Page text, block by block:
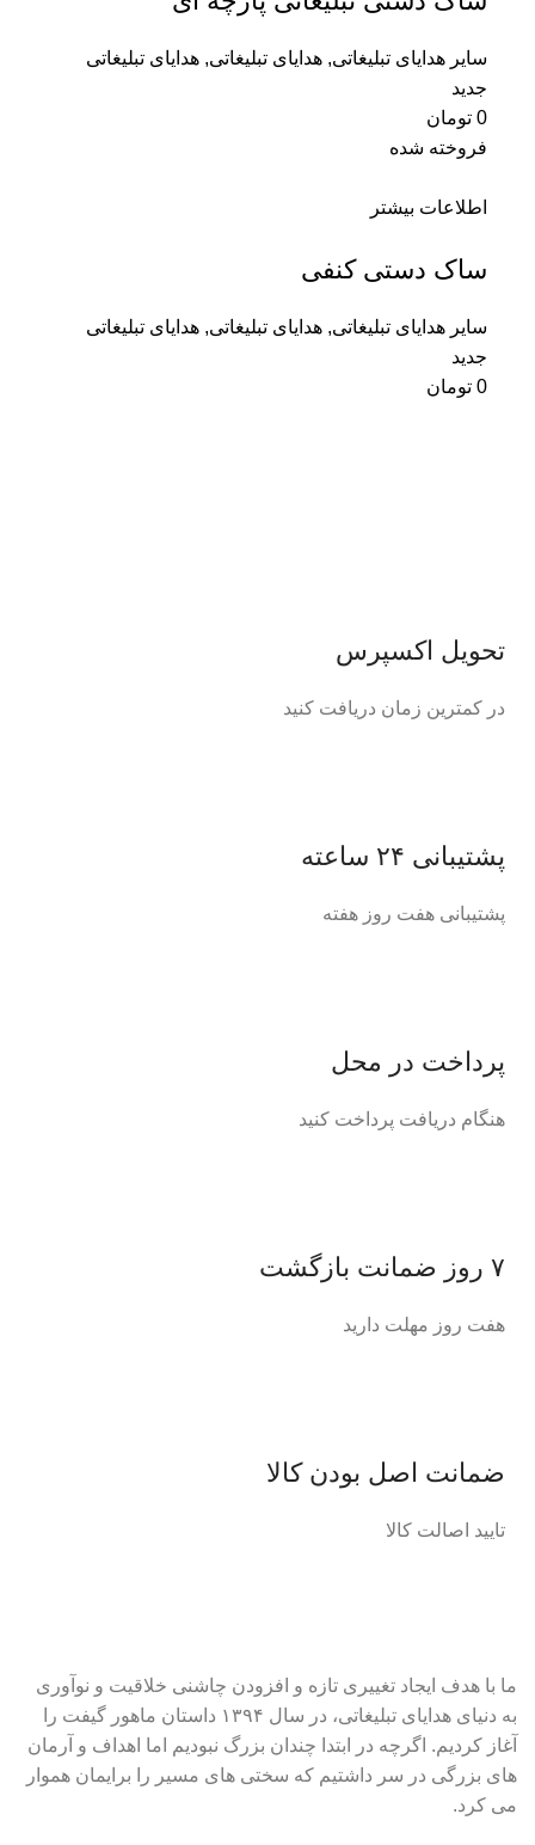
سایر هدایای تبلیغاتی, هدایای تبلیغاتی, هدایای تبلیغاتی
جدید
0 تومان
فروخته شده
اطلاعات بیشتر
ساک دستی کنفی
سایر هدایای تبلیغاتی, هدایای تبلیغاتی, هدایای تبلیغاتی
جدید
0 تومان
تحویل اکسپرس
در کمترین زمان دریافت کنید
پشتیبانی ۲۴ ساعته
پشتیبانی هفت روز هفته
پرداخت در محل
هنگام دریافت پرداخت کنید
۷ روز ضمانت بازگشت
هفت روز مهلت دارید
ضمانت اصل‌ بودن کالا
تایید اصالت کالا
ما با هدف ایجاد تغییری تازه و افزودن چاشنی خلاقیت و نوآوری
به دنیای هدایای تبلیغاتی، در سال ۱۳۹۴ داستان ماهور گیفت را
آغاز کردیم. اگرچه در ابتدا چندان بزرگ نبودیم اما اهداف و آرمان
های بزرگی در سر داشتیم که سختی های مسیر را برایمان هموار
می کرد.